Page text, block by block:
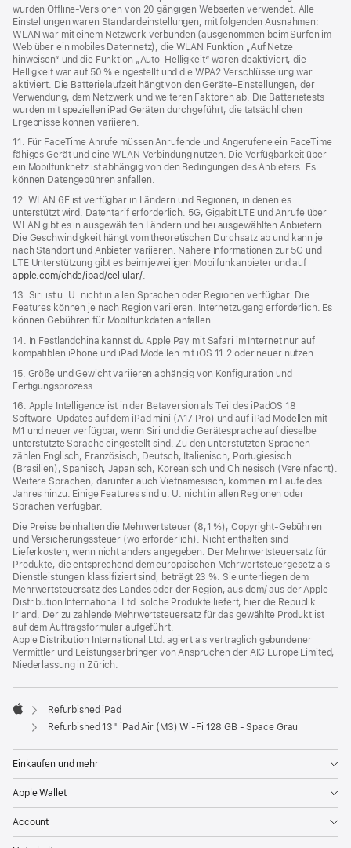
wurden Offline-Versionen von 20 gängigen Webseiten verwendet. Alle
Einstellungen waren Standard­einstellungen, mit folgenden Ausnahmen:
WLAN war mit einem Netzwerk verbunden (ausgenommen beim Surfen im
Web über ein mobiles Datennetz), die WLAN Funktion „Auf Netze
hinweisen“ und die Funktion „Auto-Helligkeit“ waren deaktiviert, die
Helligkeit war auf 50 % eingestellt und die WPA2 Verschlüsselung war
aktiviert. Die Batterielaufzeit hängt von den Geräte-Einstellungen, der
Verwendung, dem Netzwerk und weiteren Faktoren ab. Die Batterietests
wurden mit speziellen iPad Geräten durchgeführt, die tatsächlichen
Ergebnisse können variieren.
11. Für FaceTime Anrufe müssen Anrufende und Angerufene ein FaceTime
fähiges Gerät und eine WLAN Verbindung nutzen. Die Verfügbarkeit über
ein Mobilfunknetz ist abhängig von den Bedingungen des Anbieters. Es
können Datengebühren anfallen.
12. WLAN 6E ist verfügbar in Ländern und Regionen, in denen es
unterstützt wird. Datentarif erforderlich. 5G, Gigabit LTE und Anrufe über
WLAN gibt es in ausgewählten Ländern und bei ausgewählten Anbietern.
Die Geschwindigkeit hängt vom theoretischen Durchsatz ab und kann je
nach Standort und Anbieter variieren. Nähere Informationen zur 5G und
LTE Unterstützung gibt es beim jeweiligen Mobilfunkanbieter und auf
apple.com/chde/ipad/cellular/.
13. Siri ist u. U. nicht in allen Sprachen oder Regionen verfügbar. Die
Features können je nach Region variieren. Internetzugang erforderlich. Es
können Gebühren für Mobilfunkdaten anfallen.
14. In Festlandchina kannst du Apple Pay mit Safari im Internet nur auf
kompatiblen iPhone und iPad Modellen mit iOS 11.2 oder neuer nutzen.
15. Größe und Gewicht variieren abhängig von Konfiguration und
Fertigungsprozess.
16. Apple Intelligence ist in der Betaversion als Teil des iPadOS 18
Software-Updates auf dem iPad mini (A17 Pro) und auf iPad Modellen mit
M1 und neuer verfügbar, wenn Siri und die Gerätesprache auf dieselbe
unterstützte Sprache eingestellt sind. Zu den unterstützten Sprachen
zählen Englisch, Französisch, Deutsch, Italienisch, Portugiesisch
(Brasilien), Spanisch, Japanisch, Koreanisch und Chinesisch (Vereinfacht).
Weitere Sprachen, darunter auch Vietnamesisch, kommen im Laufe des
Jahres hinzu. Einige Features sind u. U. nicht in allen Regionen oder
Sprachen verfügbar.
Die Preise beinhalten die Mehrwertsteuer (8,1 %), Copyright-Gebühren
und Versicherungssteuer (wo erforderlich). Nicht enthalten sind
Lieferkosten, wenn nicht anders angegeben. Der Mehrwertsteuersatz für
Produkte, die entsprechend dem europäischen Mehrwertsteuergesetz als
Dienstleistungen klassifiziert sind, beträgt 23 %. Sie unterliegen dem
Mehrwertsteuersatz des Landes oder der Region, aus dem/ aus der Apple
Distribution International Ltd. solche Produkte liefert, hier die Republik
Irland. Der zu zahlende Mehrwertsteuersatz für das gewählte Produkt ist
auf dem Auftragsformular aufgeführt.
Apple Distribution International Ltd. agiert als vertraglich gebundener
Vermittler und Leistungserbringer von Ansprüchen der AIG Europe Limited,
Niederlassung in Zürich.
Apple
Refurbished iPad
Refurbished 13" iPad Air (M3) Wi‑Fi 128 GB - Space Grau
Einkaufen und mehr
Apple Wallet
Account